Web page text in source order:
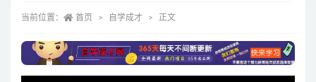
当前位置： 首页 自学成才 正文